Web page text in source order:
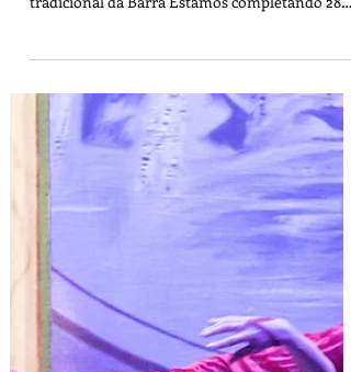
2 min read
Folha faz aniversário com mega
promoção
É a oportunidade única para empresas
ampliarem sua visibilidade no veículo mais
tradicional da Barra Estamos completando 28
anos e para celebrar essa trajetória construída
lado de nossos anunciantes, preparamos uma
ação especial que traduz o espírito dessa